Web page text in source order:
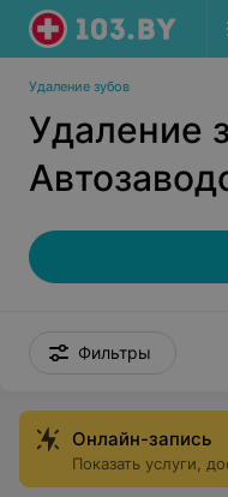
Удаление зубов
Удаление
Фильтры
Онлайн-запись
Показать услуги,